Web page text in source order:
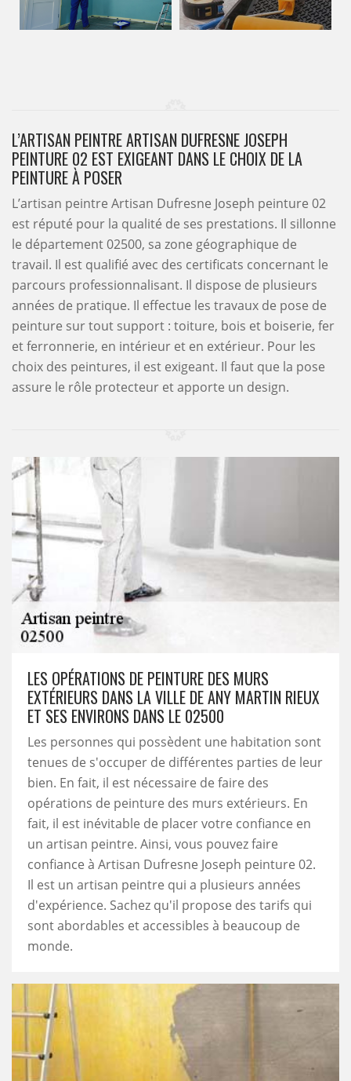
L’ARTISAN PEINTRE ARTISAN DUFRESNE JOSEPH
PEINTURE 02 EST EXIGEANT DANS LE CHOIX DE LA
PEINTURE À POSER
L’artisan peintre Artisan Dufresne Joseph peinture 02
est réputé pour la qualité de ses prestations. Il sillonne
le département 02500, sa zone géographique de
travail. Il est qualifié avec des certificats concernant le
parcours professionnalisant. Il dispose de plusieurs
années de pratique. Il effectue les travaux de pose de
peinture sur tout support : toiture, bois et boiserie, fer
et ferronnerie, en intérieur et en extérieur. Pour les
choix des peintures, il est exigeant. Il faut que la pose
assure le rôle protecteur et apporte un design.
LES OPÉRATIONS DE PEINTURE DES MURS
EXTÉRIEURS DANS LA VILLE DE ANY MARTIN RIEUX
ET SES ENVIRONS DANS LE 02500
Les personnes qui possèdent une habitation sont
tenues de s'occuper de différentes parties de leur
bien. En fait, il est nécessaire de faire des
opérations de peinture des murs extérieurs. En
fait, il est inévitable de placer votre confiance en
un artisan peintre. Ainsi, vous pouvez faire
confiance à Artisan Dufresne Joseph peinture 02.
Il est un artisan peintre qui a plusieurs années
d'expérience. Sachez qu'il propose des tarifs qui
sont abordables et accessibles à beaucoup de
monde.